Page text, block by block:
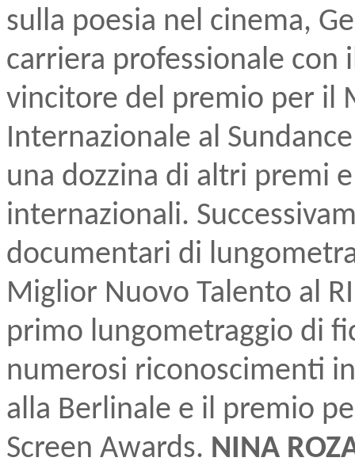
sulla poesia nel cinema,
carriera professionale
vincitore del premio per il
Internazionale al
una dozzina di altri premi
internazionali.
documentari di
Miglior Nuovo Talento al
primo lungometraggio di
numerosi riconoscimenti
alla Berlinale e il premio
Screen Awards. NINA